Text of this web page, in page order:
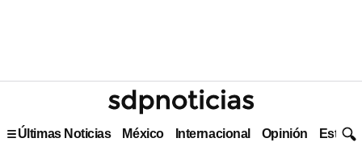
Últimas Noticias México Internacional Opinión Estilo